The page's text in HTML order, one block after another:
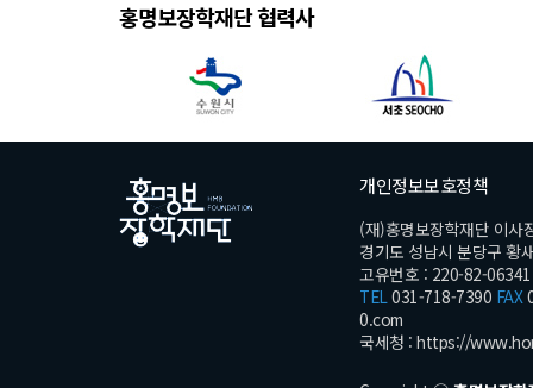
홍명보장학재단 협력사
개인정보보호정책
(재)홍명보장학재단 이사
경기도 성남시 분당구 황
고유번호 : 220-82-06341
TEL031-718-7390 FAX
0.com
국세청 : https://